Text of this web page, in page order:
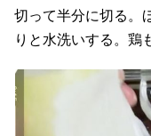
切って半分に切る。
りと水洗いする。鶏